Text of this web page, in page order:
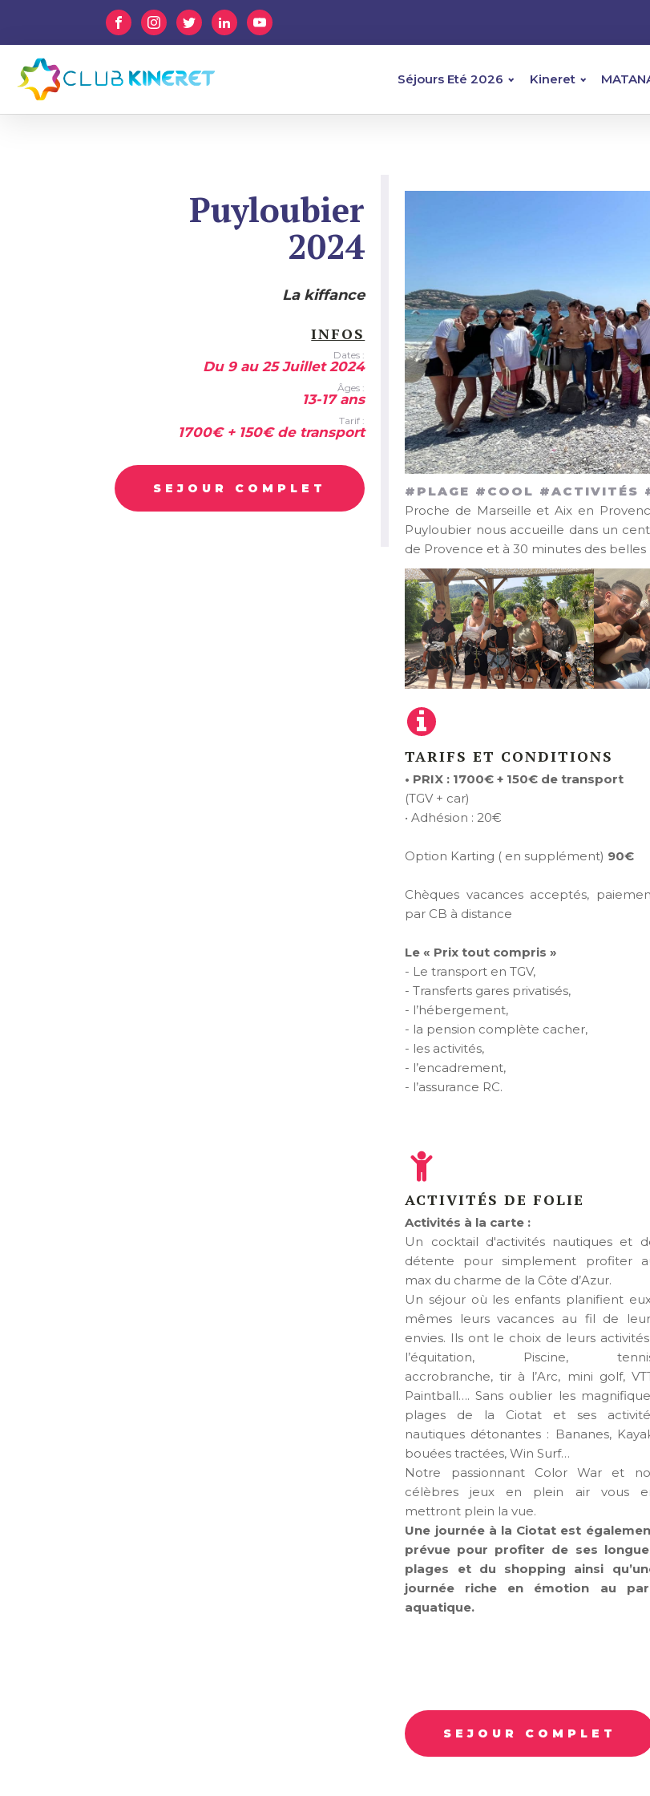
Séjours Eté 2026 Kineret
Puyloubier
2024
La kiffance
INFOS
Dates :
Du 9 au 25 Juillet 2024
Âges :
13-17 ans
Tarif :
1700€ + 150€ de transport
SEJOUR COMPLET
#PLAGE #COOL #ACTIVITÉS
Proche de Marseille et Aix en
Puyloubier nous accueille dans un
de Provence et à 30 minutes des belles
TARIFS ET CONDITIONS
• PRIX : 1700€ + 150€ de transport
(TGV + car)
• Adhésion : 20€
Option Karting ( en supplément) 90€
Chèques vacances acceptés,
par CB à distance
Le « Prix tout compris »
- Le transport en TGV,
- Transferts gares privatisés,
- l’hébergement,
- la pension complète cacher,
- les activités,
- l’encadrement,
- l’assurance RC.
ACTIVITÉS DE FOLIE
Activités à la carte :
Un cocktail d'activités nautiques et
détente pour simplement profiter
max du charme de la Côte d’Azur.
Un séjour où les enfants planifient
mêmes leurs vacances au fil de
envies. Ils ont le choix de leurs
l’équitation, Piscine,
accrobranche, tir à l’Arc, mini golf,
Paintball…. Sans oublier les
plages de la Ciotat et ses
nautiques détonantes : Bananes,
bouées tractées, Win Surf…
Notre passionnant Color War et
célèbres jeux en plein air vous
mettront plein la vue.
Une journée à la Ciotat est
prévue pour profiter de ses
plages et du shopping ainsi
journée riche en émotion au
aquatique.
SEJOUR COMPLET